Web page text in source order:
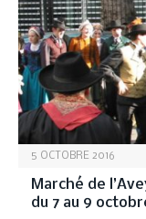
5 OCTOBRE 2016
Marché de
du 7 au 9